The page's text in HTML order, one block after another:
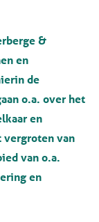
&
en
de
o.a. over het
en
vergroten van
van o.a.
en